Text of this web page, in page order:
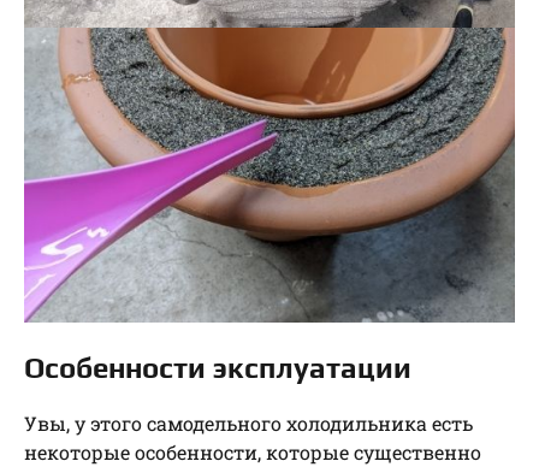
Особенности эксплуатации
Увы, у этого самодельного холодильника есть
некоторые особенности, которые существенно